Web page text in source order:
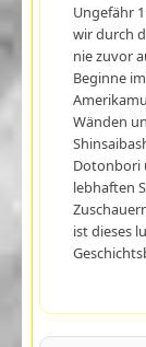
Ungefähr
wir durch
nie zuvor
Beginne
Wänden
Dotonbori
lebhaften
ist dieses